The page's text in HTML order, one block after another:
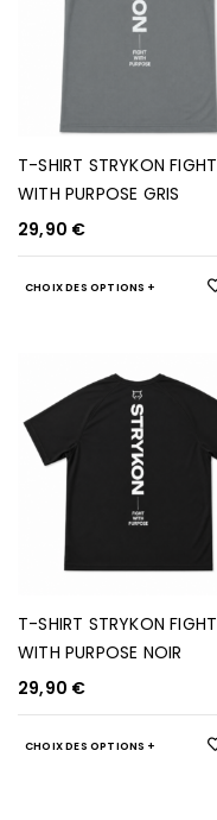
T-SHIRT STRYKON FIGHT
WITH PURPOSE GRIS
29,90 €
CHOIX DES OPTIONS
T-SHIRT STRYKON FIGHT
WITH PURPOSE NOIR
29,90 €
CHOIX DES OPTIONS